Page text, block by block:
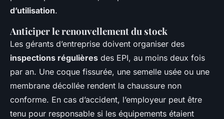
d’utilisation.
Anticiper le renouvellement du stock
Les gérants d’entreprise doivent organiser des
inspections régulières des EPI, au moins deux fois
par an. Une coque fissurée, une semelle usée ou une
membrane décollée rendent la chaussure non
conforme. En cas d’accident, l’employeur peut être
tenu pour responsable si les équipements étaient